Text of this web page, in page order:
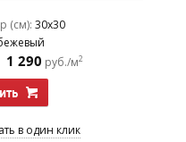
(см) 30x30
1 290 руб./м2
в один клик